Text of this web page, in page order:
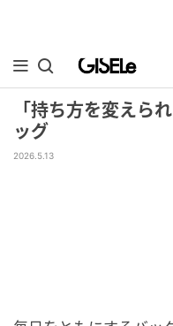
「持ち方を変えら
ッグ
2026.5.13